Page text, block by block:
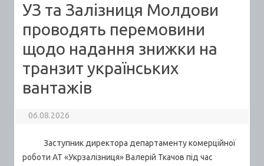
УЗ та Залізниця Молдови
проводять перемовини
щодо надання знижки на
транзит українських
вантажів
06.08.2026
Заступник директора департаменту комерційної
роботи АТ «Укрзалізниця» Валерій Ткачов під час